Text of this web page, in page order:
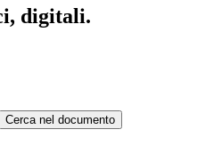
digitali.
Cerca nel documento